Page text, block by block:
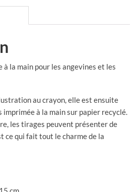
la main pour les angevines et les
au crayon, elle est ensuite
imprimée à la main sur papier recyclé.
les tirages peuvent présenter de
ce qui fait tout le charme de la